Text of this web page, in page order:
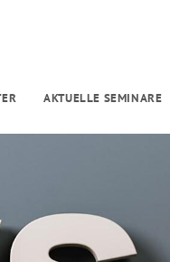
AKTUELLE SEMINARE